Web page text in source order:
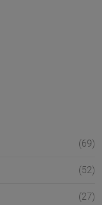
(69)
(52)
(27)